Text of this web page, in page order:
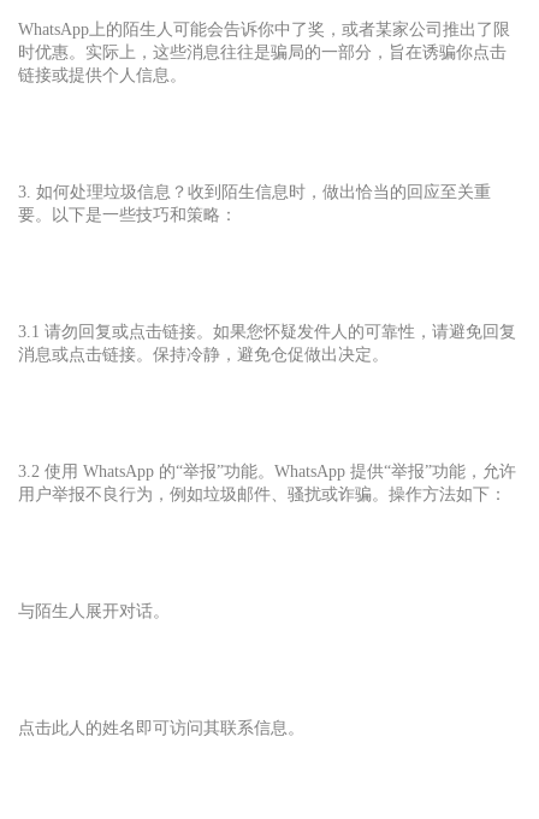
WhatsApp上的陌生人可能会告诉你中了奖，或者某家公司推出了限
时优惠。实际上，这些消息往往是骗局的一部分，旨在诱骗你点击
链接或提供个人信息。
3. 如何处理垃圾信息？收到陌生信息时，做出恰当的回应至关重
要。以下是一些技巧和策略：
3.1 请勿回复或点击链接。如果您怀疑发件人的可靠性，请避免回复
消息或点击链接。保持冷静，避免仓促做出决定。
3.2 使用 WhatsApp 的“举报”功能。WhatsApp 提供“举报”功能，允许
用户举报不良行为，例如垃圾邮件、骚扰或诈骗。操作方法如下：
与陌生人展开对话。
点击此人的姓名即可访问其联系信息。